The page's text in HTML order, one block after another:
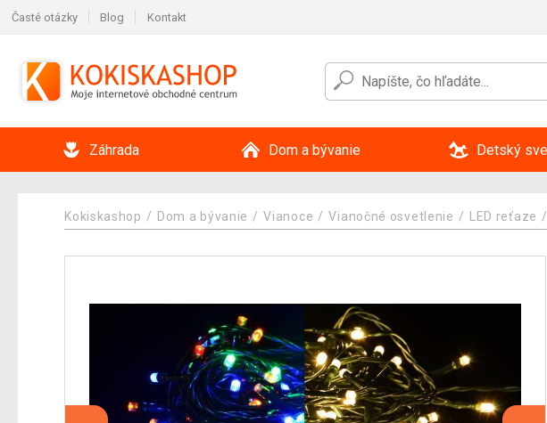
Časté otázky Blog Kontakt
Záhrada Dom a bývanie Detský
Kokiskashop Dom a bývanie Vianoce Vianočné osvetlenie LED reťaze